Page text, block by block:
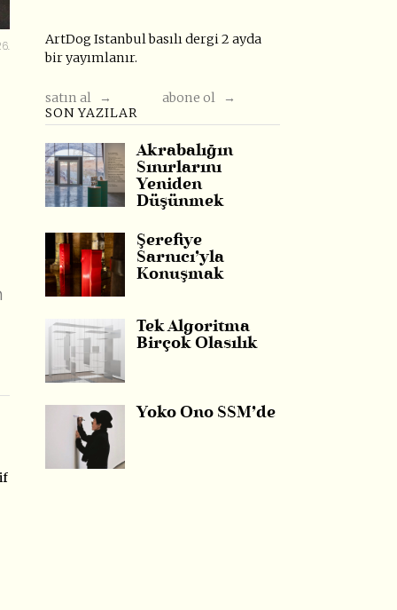
ArtDog Istanbul basılı dergi 2 ayda
bir yayımlanır.
satın al →
abone ol →
SON YAZILAR
Akrabalığın
Sınırlarını
Yeniden
Düşünmek
Şerefiye
Sarnıcı’yla
Konuşmak
Tek Algoritma
Birçok Olasılık
Yoko Ono SSM’de